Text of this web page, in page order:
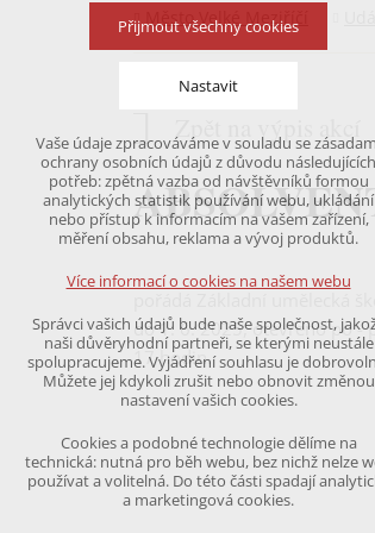
Město Velké Meziříčí
pořádá Základní umělecká
do 1. 6. 2025, otevřeno po -
17 hodin.
Přijmout všechny cookies
Nastavit
Technická cookies
nutná pro provozování webu
udržení kontextu stránek (session): případná
přihlášení, volby jazyka, apod.
analytická pro anonymizované vyhodnocení
návštěvnosti
marketingová cookies
(Google,Hotjar,Leadfeeder))
Více informací o cookies na našem webu
Přijmout všechny cookies
Odmítnout vše
Vaše údaje zpracováváme v souladu se
ochrany osobních údajů z důvodu následujících
potřeb: zpětná vazba od návštěvníků formou
analytických statistik používání webu, ukládání
nebo přístup k informacím na vašem zařízení,
měření obsahu, reklama a vývoj produktů.
Více informací o cookies na našem webu
Správci vašich údajů bude naše společnost,
naši důvěryhodní partneři, se kterými neustále
spolupracujeme. Vyjádření souhlasu je
Můžete jej kdykoli zrušit nebo obnovit změnou
nastavení vašich cookies.
Cookies a podobné technologie dělíme na
technická: nutná pro běh webu, bez nichž nelze
používat a volitelná. Do této části spadají
a marketingová cookies.